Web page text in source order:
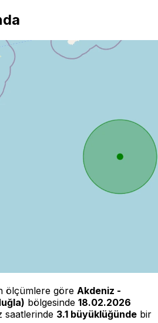
ölçümlere göre Akdeniz -
bölgesinde 18.02.2026
saatlerinde 3.1 büyüklüğünde bir